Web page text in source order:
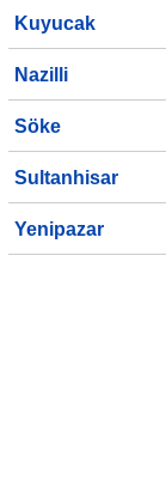
Kuyucak
Nazilli
Söke
Sultanhisar
Yenipazar